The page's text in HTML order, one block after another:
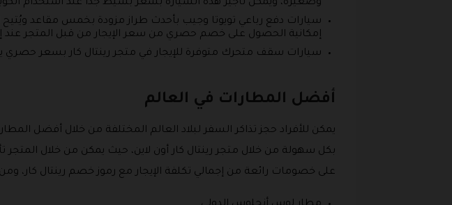
وصغيرة، ويمكن تأجير هذه السيارة بسعر بسيط جداً عند استخدام
سيارات دفع رباعي تويوتا وجيب بأحدث طراز مزودة بخمس مقاعد
إمكانية الحصول على خصم حصري من سعر الإيجار من قبل المتجر عند
سيارات سقف متحرك متوفرة للإيجار في متجر رينتال كار بسعر حصري
أفضل المطارات في العالم
يمكن للأفراد حجز تذاكر السفر لبلاد العالم المختلفة من خلال أفضل
بكل سهولة من خلال متجر رينتال كار أون لاين، حيث يمكن من خلال المتجر
على خصومات رائعة من إجمالي تكلفة الإيجار مع رموز خصم رينتال كار،